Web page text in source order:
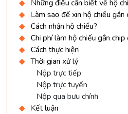
Những điều cần biết về hộ
Làm sao để xin hộ chiếu gắn
Cách nhận hộ chiếu?
Chi phí làm hộ chiếu gắn
Cách thực hiện
Thời gian xử lý
Nộp trực tiếp
Nộp trực tuyến
Nộp qua bưu chính
Kết luận